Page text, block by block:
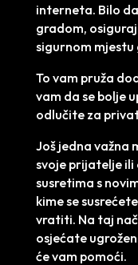
interneta. Bilo
gradom,
sigurnom mjestu
To vam pruža
vam da se bolje
odlučite za
Još jedna važna
svoje prijatelje ili
susretima s
kime se
vratiti. Na taj
osjećate
će vam pomoći.